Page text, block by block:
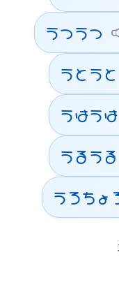
うつうつ
うとうと
うはうは
うるうる
うろちょ